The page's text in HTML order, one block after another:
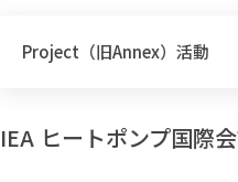
Project（旧Annex）活動
IEA ヒートポンプ国際